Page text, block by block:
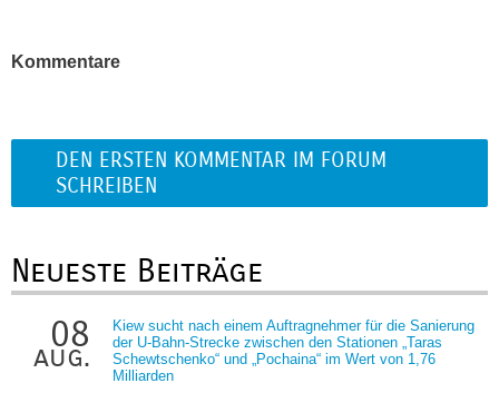
Kommentare
DEN ERSTEN KOMMENTAR IM FORUM
SCHREIBEN
Neueste Beiträge
08
aug.
Kiew sucht nach einem Auftragnehmer für die Sanierung
der U-Bahn-Strecke zwischen den Stationen „Taras
Schewtschenko“ und „Pochaina“ im Wert von 1,76
Milliarden